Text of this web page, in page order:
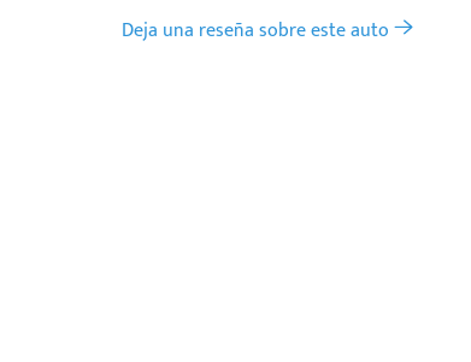
Deja una reseña sobre este auto